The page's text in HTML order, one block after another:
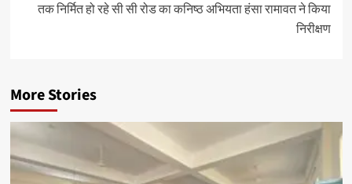
तक निर्मित हो रहे सी सी रोड का कनिष्ठ अभियता हंसा रामावत ने किया
निरीक्षण
More Stories